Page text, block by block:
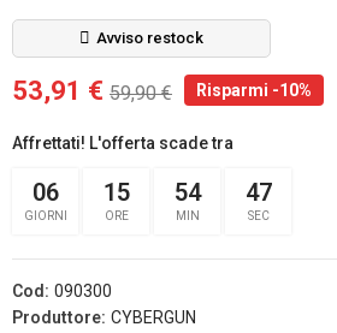
Avviso restock
53,91 € 59,90 € Risparmi -10%
Affrettati! L'offerta scade tra
06
GIORNI
15
ORE
54
MIN
46
SEC
Cod: 090300
Produttore: CYBERGUN